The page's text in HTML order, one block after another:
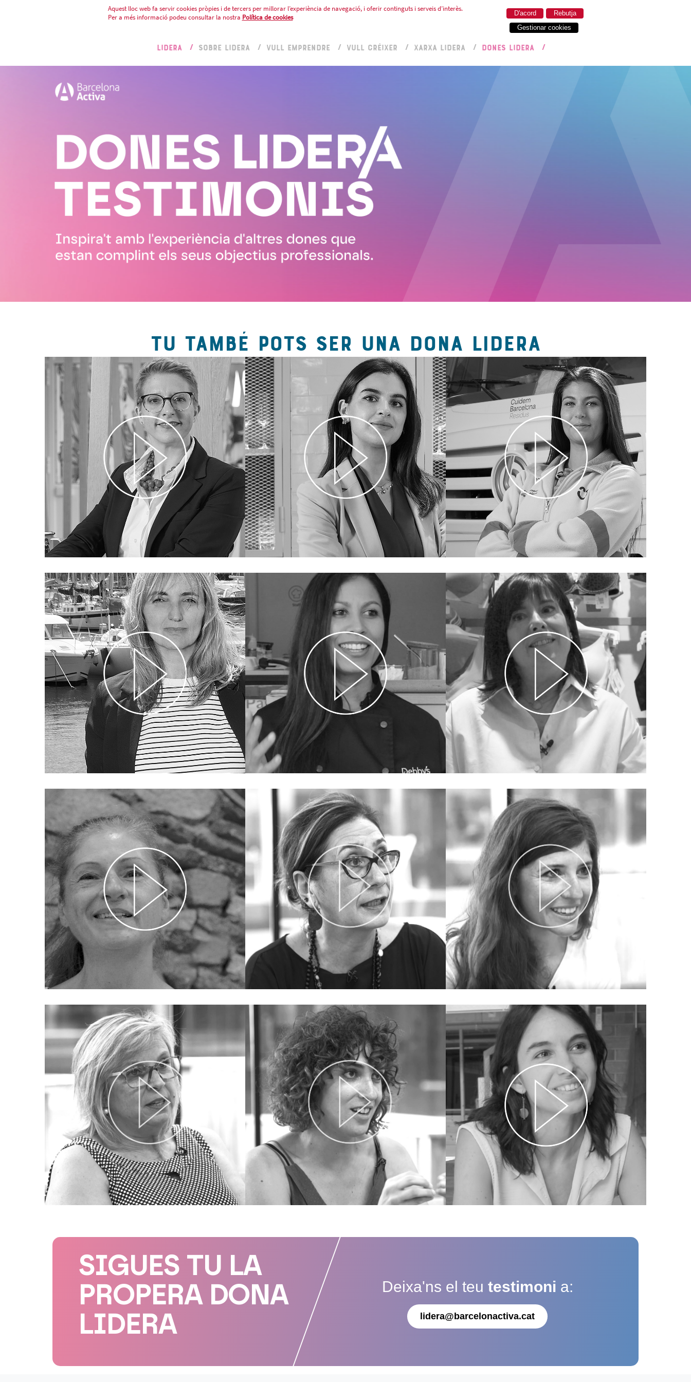
Aquest lloc web fa servir cookies pròpies i de tercers per millorar l’experiència de navegació, i oferir continguts i serveis d’interès.
Per a més informació podeu consultar la nostra Política de cookies Rebutja
D'acord
Gestionar cookies
LIDERA SOBRE LIDERA VULL EMPRENDRE VULL CRÉIXER XARXA LIDERA DONES LIDERA
TU TAMBÉ POTS SER UNA DONA LIDERA
SIGUES TU LA
PROPERA DONA
LIDERA
Deixa'ns el teu testimoni a:
lidera@barcelonactiva.cat